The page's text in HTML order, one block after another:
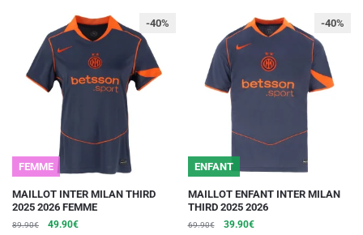
peuvent
être
choisies
du
produit
peuvent
choisies
du
produit
-40%
FEMME
MAILLOT INTER MILAN THIRD
2025 2026 FEMME
89.90€
Le
49.90€Le
Ce
produit
-40%
ENFANT
MAILLOT ENFANT INTER MILAN
THIRD 2025 2026
69.90€
Le
39.90€Le
Ce
produit